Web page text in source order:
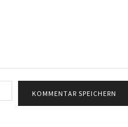
Mail:*